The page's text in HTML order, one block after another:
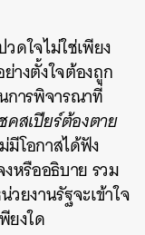
ดใจไม่ใช่เพียง
างตั้งใจต้องถูก
การพิจารณาที่
คสเปียร์ต้องตาย
มีโอกาสได้ฟัง
หรืออธิบาย รวม
ยงานรัฐจะเข้าใจ
ยงใด